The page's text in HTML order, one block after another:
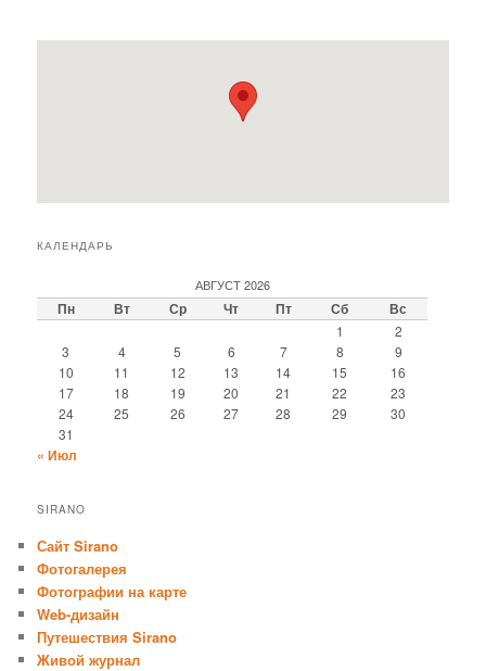
КАЛЕНДАРЬ
АВГУСТ 2026
Пн Вт Ср Чт Пт Сб Вс
1
2
3
4 5 6 7 8
9
10
11 12 13 14 15
16
17
18 19 20 21 22
23
24
25 26 27 28 29
30
31
« Июл
SIRANO
Сайт Sirano
Фотогалерея
Фотографии на карте
Web-дизайн
Путешествия Sirano
Живой журнал